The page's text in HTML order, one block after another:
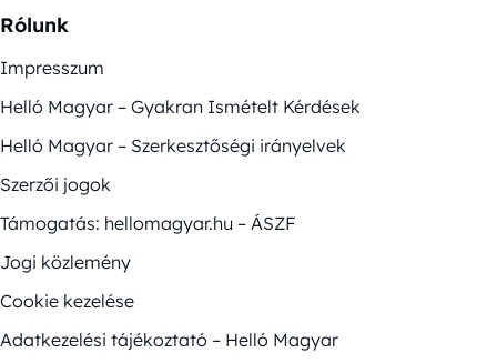
Rólunk
Impresszum
Helló Magyar – Gyakran Ismételt Kérdések
Helló Magyar – Szerkesztőségi irányelvek
Szerzői jogok
Támogatás: hellomagyar.hu – ÁSZF
Jogi közlemény
Cookie kezelése
Adatkezelési tájékoztató – Helló Magyar